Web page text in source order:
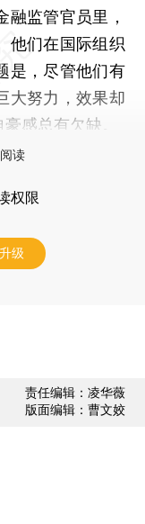
融监管官员里，
他们在国际组织
是，尽管他们有
大努力，效果却
感总有欠缺。
读
权限
级
责任编辑：凌华薇
版面编辑：曹文姣